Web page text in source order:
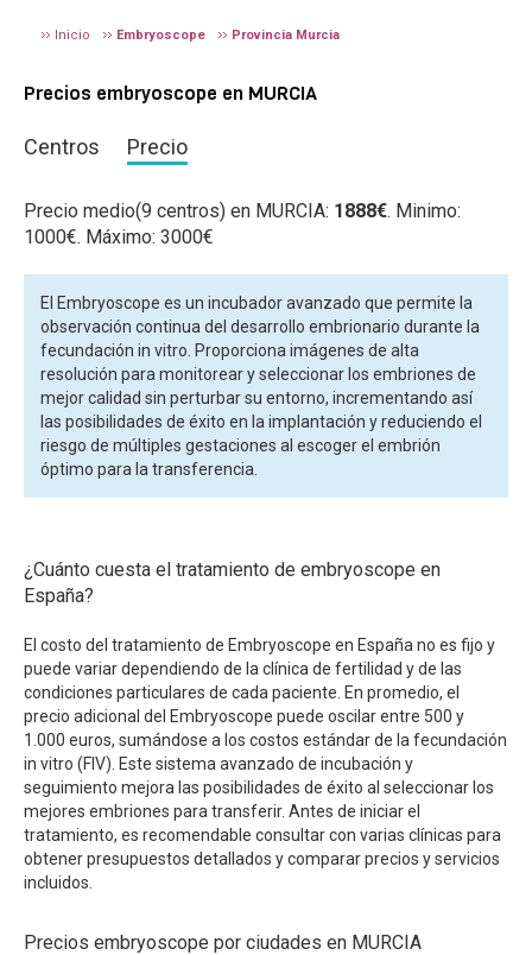
Inicio Embryoscope Provincia Murcia
Precios embryoscope en MURCIA
Centros Precio
Precio medio(9 centros) en MURCIA: 1888€. Minimo:
1000€. Máximo: 3000€
El Embryoscope es un incubador avanzado que permite la
observación continua del desarrollo embrionario durante la
fecundación in vitro. Proporciona imágenes de alta
resolución para monitorear y seleccionar los embriones de
mejor calidad sin perturbar su entorno, incrementando así
las posibilidades de éxito en la implantación y reduciendo el
riesgo de múltiples gestaciones al escoger el embrión
óptimo para la transferencia.
¿Cuánto cuesta el tratamiento de embryoscope en
España?
El costo del tratamiento de Embryoscope en España no es fijo y
puede variar dependiendo de la clínica de fertilidad y de las
condiciones particulares de cada paciente. En promedio, el
precio adicional del Embryoscope puede oscilar entre 500 y
1.000 euros, sumándose a los costos estándar de la fecundación
in vitro (FIV). Este sistema avanzado de incubación y
seguimiento mejora las posibilidades de éxito al seleccionar los
mejores embriones para transferir. Antes de iniciar el
tratamiento, es recomendable consultar con varias clínicas para
obtener presupuestos detallados y comparar precios y servicios
incluidos.
Precios embryoscope por ciudades en MURCIA